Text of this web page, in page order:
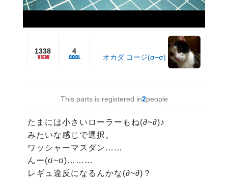
1338 4
オカダ コージ(σ−σ)
This parts is registered in2people
たまには小さいローラーもね(∂~∂)♪
みたいな感じで選択。
ワッシャーマスダン……
んー(σ~σ)………
レギュ違反になるんかな(∂~∂)？